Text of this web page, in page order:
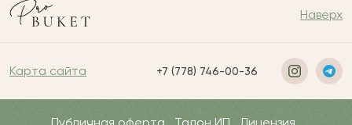
Наверх
Карта сайта +7 (778) 746-00-36